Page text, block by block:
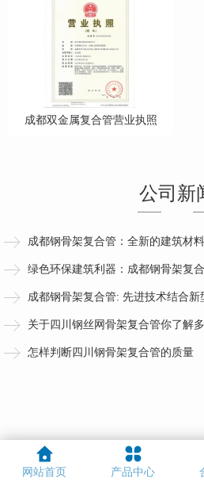
成都双金属复合管营业执照
公司新
绿色环保建筑利器：成都钢骨架复
关于四川钢丝网骨架复合管你了解
怎样判断四川钢骨架复合管的质量
网站首页 产品中心